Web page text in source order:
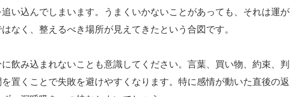
い込んでしまいます。うまくいかないことがあっても、それは運が
なく、整えるべき場所が見えてきたという合図です。
飲み込まれないことも意識してください。言葉、買い物、約束、判
置くことで失敗を避けやすくなります。特に感情が動いた直後の返